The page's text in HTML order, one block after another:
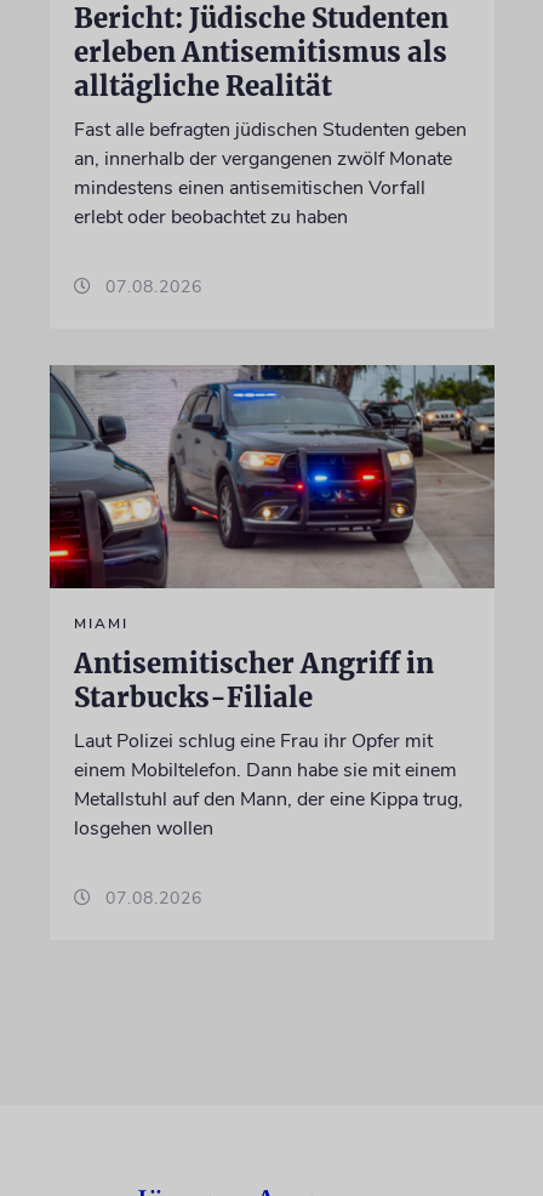
Bericht: Jüdische Studenten
erleben Antisemitismus als
alltägliche Realität
Fast alle befragten jüdischen Studenten geben
an, innerhalb der vergangenen zwölf Monate
mindestens einen antisemitischen Vorfall
erlebt oder beobachtet zu haben
07.08.2026
MIAMI
Antisemitischer Angriff in
Starbucks-Filiale
Laut Polizei schlug eine Frau ihr Opfer mit
einem Mobiltelefon. Dann habe sie mit einem
Metallstuhl auf den Mann, der eine Kippa trug,
losgehen wollen
07.08.2026